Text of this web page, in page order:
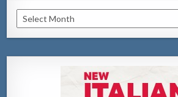
Archivo